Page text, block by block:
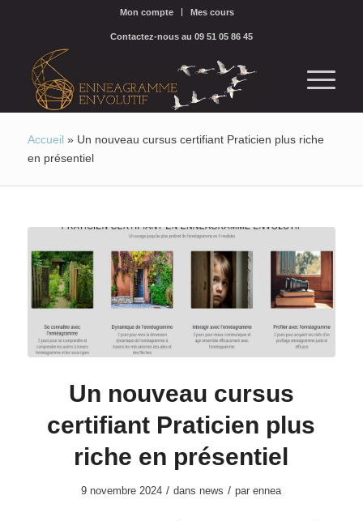
Mon compte Mes cours
Contactez-nous au 09 51 05 86 45
Accueil » Un nouveau cursus certifiant Praticien plus riche
en présentiel
Un nouveau cursus
certifiant Praticien plus
riche en présentiel
9 novembre 2024 / dans news / parennea